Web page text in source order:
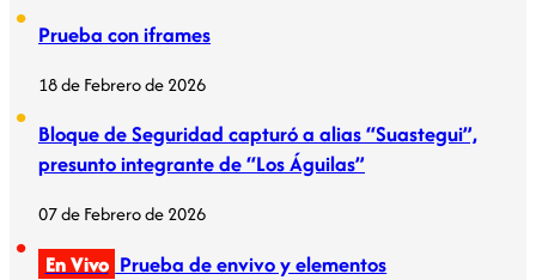
Prueba con iframes
18 de Febrero de 2026
Bloque de Seguridad capturó a alias “Suastegui”,
presunto integrante de “Los Águilas”
07 de Febrero de 2026
En Vivo Prueba de envivo y elementos